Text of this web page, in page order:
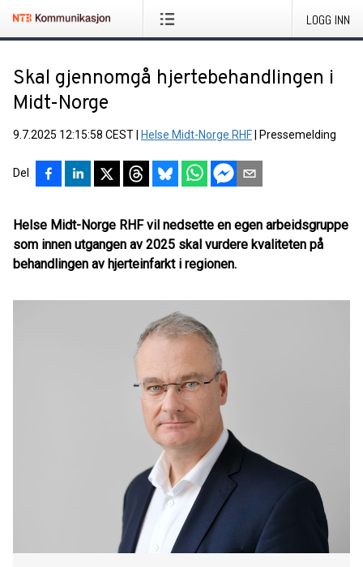
LOGG INN
Skal gjennomgå hjertebehandlingen i
Midt-Norge
9.7.2025 12:15:58 CEST Helse Midt-Norge RHF Pressemelding
Del
Helse Midt-Norge RHF vil nedsette en egen arbeidsgruppe
som innen utgangen av 2025 skal vurdere kvaliteten på
behandlingen av hjerteinfarkt i regionen.